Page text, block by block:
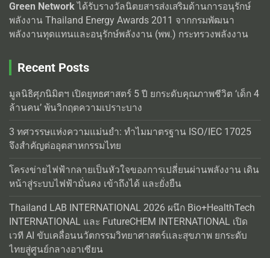
Green Networkได้รับรางวัลนิตยสารส่งเสริมด้านการอนุรักษ์
พลังงาน Thailand Energy Awards 2011 จากกรมพัฒนา
พลังงานทุดแทนและอนุรักษ์พลังงาน (พพ.) กระทรวงพลังงาน
Recent Posts
มูลนิธิศุภนิมิตฯ เปิดยุทธศาสตร์ 5 ปี ยกระดับคุณภาพชีวิต ‘เด็ก 4
ล้านคน’ พ้นวิกฤตความเปราะบาง
3 ทศวรรษแห่งความแม่นยำ: ทำไมมาตรฐาน ISO/IEC 17025
จึงสำคัญต่ออุตสาหกรรมไทย
โครงข่ายไฟฟ้ากลายเป็นหัวใจของการเปลี่ยนผ่านพลังงาน เดิน
หน้าสู่ระบบไฟฟ้ามั่นคง เข้าถึงได้ และยั่งยืน
Thailand LAB INTERNATIONAL 2026 ผนึก Bio+HealthTech
INTERNATIONAL และ FutureCHEM INTERNATIONAL เปิด
เวที AI ขับเคลื่อนนวัตกรรมวิทยาศาสตร์และสุขภาพ ยกระดับ
ไทยสู่ศูนย์กลางอาเซียน